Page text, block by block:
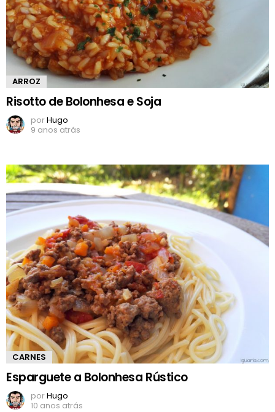
ARROZ
Risotto de Bolonhesa e Soja
porHugo
9 anos atrás
CARNES
Esparguete a Bolonhesa Rústico
porHugo
10 anos atrás